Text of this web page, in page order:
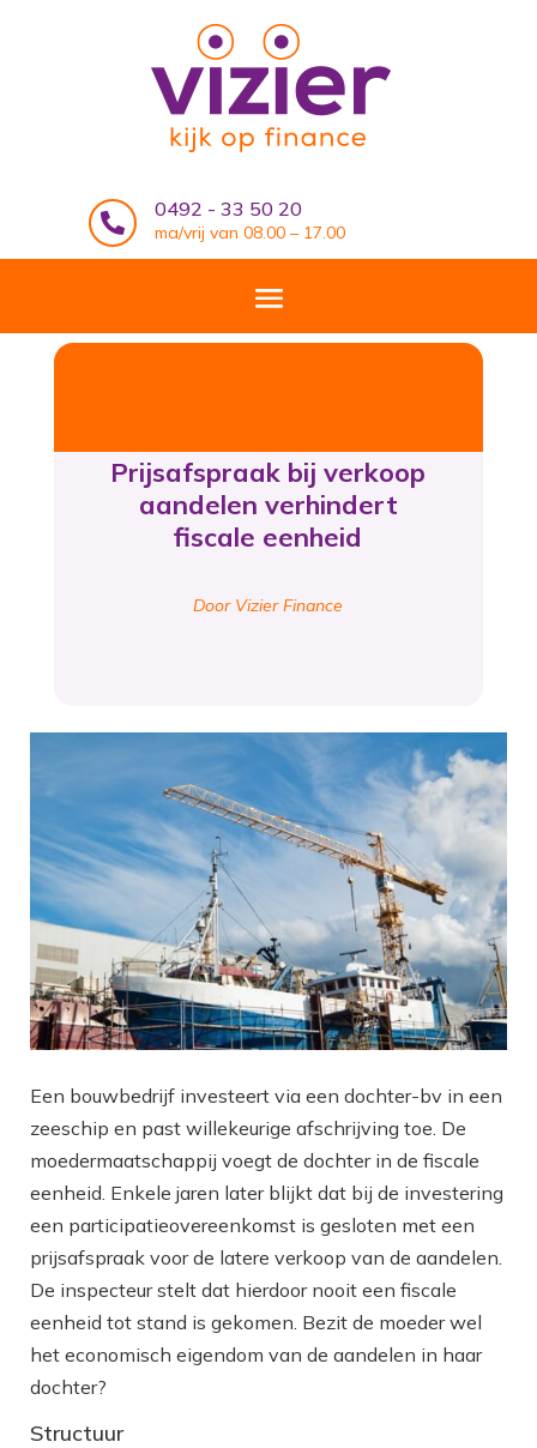

0492 - 33 50 20
ma/vrij van 08.00 – 17.00
Prijsafspraak bij verkoop
aandelen verhindert
fiscale eenheid
Door Vizier Finance
Een bouwbedrijf investeert via een dochter-bv in een
zeeschip en past willekeurige afschrijving toe. De
moedermaatschappij voegt de dochter in de fiscale
eenheid. Enkele jaren later blijkt dat bij de investering
een participatieovereenkomst is gesloten met een
prijsafspraak voor de latere verkoop van de aandelen.
De inspecteur stelt dat hierdoor nooit een fiscale
eenheid tot stand is gekomen. Bezit de moeder wel
het economisch eigendom van de aandelen in haar
dochter?
Structuur